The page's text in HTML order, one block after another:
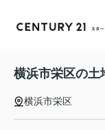
横浜市栄区の土
横浜市栄区